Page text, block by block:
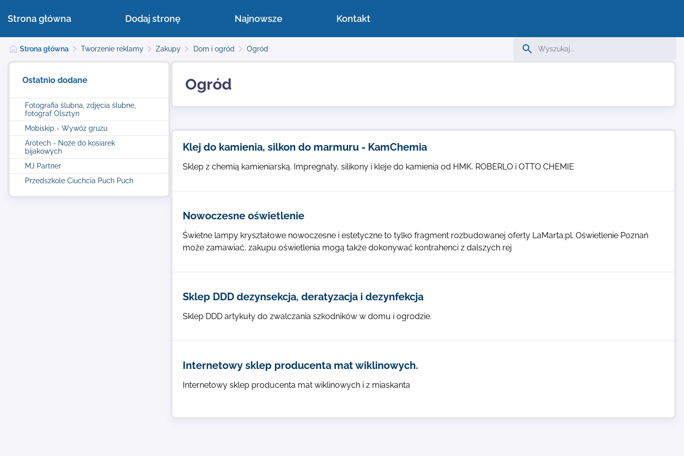
Strona główna Dodaj stronę Najnowsze Kontakt
Strona główna Tworzenie reklamy Zakupy Dom i ogród Ogród
Ostatnio dodane
Fotografia ślubna, zdjęcia ślubne,
fotograf Olsztyn
Mobiskip - Wywóz gruzu
Arotech - Noże do kosiarek
bijakowych
MJ Partner
Przedszkole Ciuchcia Puch Puch
Ogród
Klej do kamienia, silkon do marmuru - KamChemia
Sklep z chemią kamieniarską. Impregnaty, silikony i kleje do kamienia od HMK, ROBERLO i OTTO CHEMIE
Nowoczesne oświetlenie
Świetne lampy kryształowe nowoczesne i estetyczne to tylko fragment rozbudowanej oferty LaMarta.pl. Oświetlenie Poznań
może zamawiać, zakupu oświetlenia mogą także dokonywać kontrahenci z dalszych rej
Sklep DDD dezynsekcja, deratyzacja i dezynfekcja
Sklep DDD artykuły do zwalczania szkodników w domu i ogrodzie.
Internetowy sklep producenta mat wiklinowych.
Internetowy sklep producenta mat wiklinowych i z miaskanta